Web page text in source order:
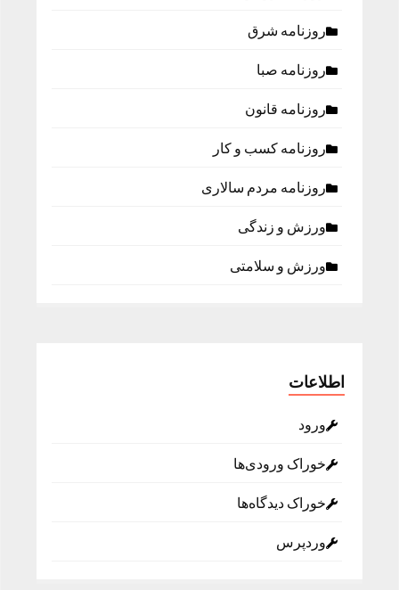
روزنامه شرق
روزنامه صبا
روزنامه قانون
روزنامه كسب و كار
روزنامه مردم سالاری
ورزش و زندگی
ورزش و سلامتی
اطلاعات
ورود
خوراک ورودی‌ها
خوراک دیدگاه‌ها
وردپرس